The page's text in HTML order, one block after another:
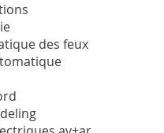
des feux